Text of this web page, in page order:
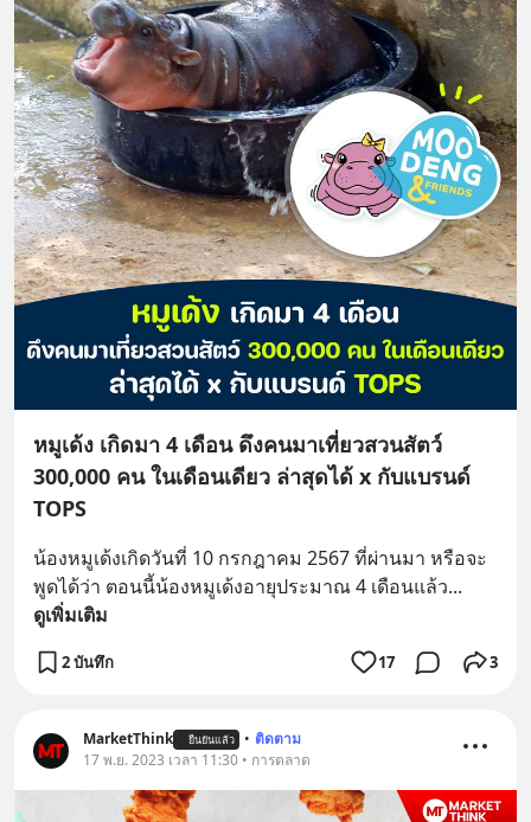
หมูเด้ง เกิดมา 4 เดือน ดึงคนมาเที่ยวสวนสัตว์
300,000 คน ในเดือนเดียว ล่าสุดได้ x กับแบรนด์
TOPS
น้องหมูเด้งเกิดวันที่ 10 กรกฎาคม 2567 ที่ผ่านมา หรือจะ
พูดได้ว่า ตอนนี้น้องหมูเด้งอายุประมาณ 4 เดือนแล้ว...
ดูเพิ่มเติม
2 บันทึก 17 3
MarketThink ยืนยันแล้ว • ติดตาม
17 พ.ย. 2023 เวลา 11:30 • การตลาด